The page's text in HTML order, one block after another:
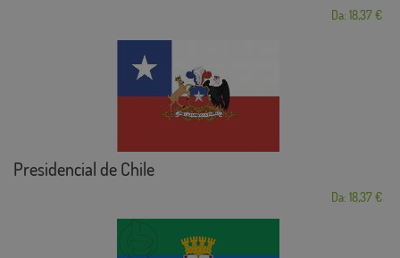
Da: 18,37 €
Presidencial de Chile
Da: 18,37 €